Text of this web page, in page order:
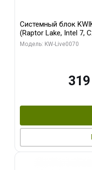
Системный блок
(Raptor Lake, Intel 7,
модуля)/ Gigabyte
Модель: KW-Live0070